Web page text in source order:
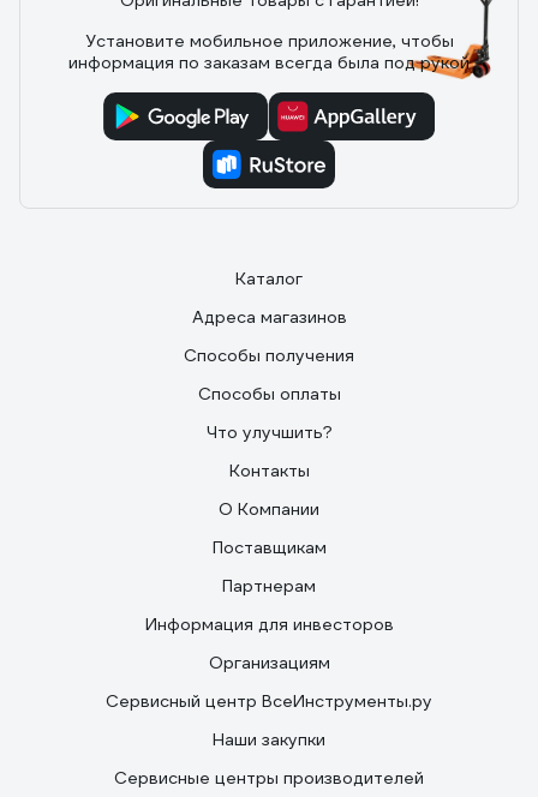
17 отзывов
Отзыв о Гидравлическая тележка 3000 кг
Gigant 1150x550 мм полиуретановые
асфальту. Колеса целые. Биг-бэг втроем толкаем.
Установите мобильное приложение, чтобы
информация по заказам всегда была под рукой
Каталог
Адреса магазинов
Способы получения
Способы оплаты
Что улучшить?
Контакты
О Компании
Поставщикам
Партнерам
Информация для инвесторов
Организациям
Сервисный центр ВсеИнструменты.ру
Наши закупки
Сервисные центры производителей